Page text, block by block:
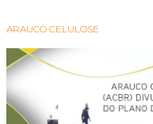
ARAUCO CELULOSE